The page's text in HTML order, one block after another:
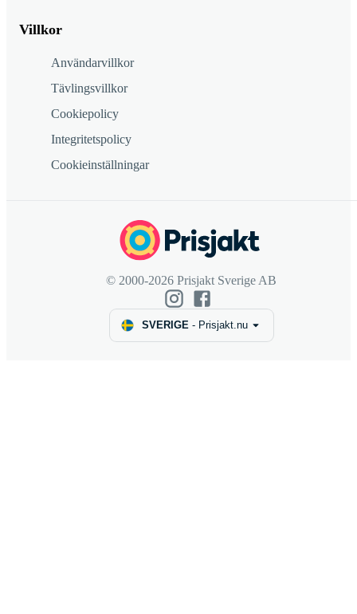
Villkor
Användarvillkor
Tävlingsvillkor
Cookiepolicy
Integritetspolicy
Cookieinställningar
© 2000-2026 Prisjakt Sverige AB
SVERIGE- Prisjakt.nu